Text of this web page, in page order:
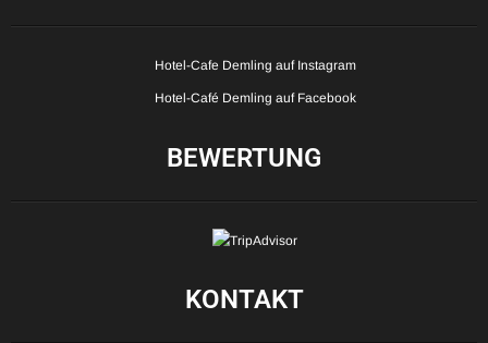
Hotel-Cafe Demling auf Instagram
Hotel-Café Demling auf Facebook
BEWERTUNG
KONTAKT